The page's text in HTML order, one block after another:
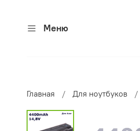
Меню
Главная Для ноутбуков